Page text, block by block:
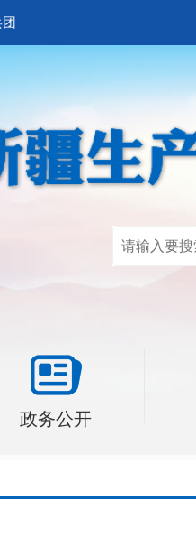
政务公开